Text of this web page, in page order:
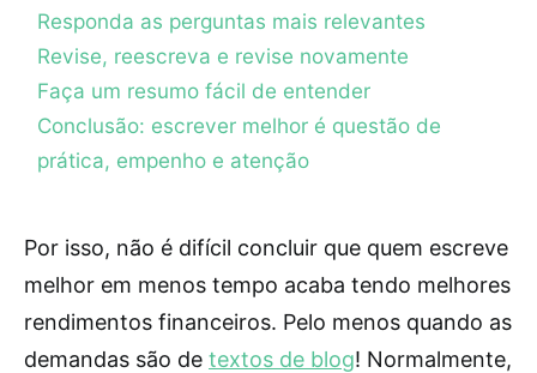
Responda as perguntas mais relevantes
Revise, reescreva e revise novamente
Faça um resumo fácil de entender
Conclusão: escrever melhor é questão de
prática, empenho e atenção
Por isso, não é difícil concluir que quem escreve
melhor em menos tempo acaba tendo melhores
rendimentos financeiros. Pelo menos quando as
demandas são de textos de blog! Normalmente,